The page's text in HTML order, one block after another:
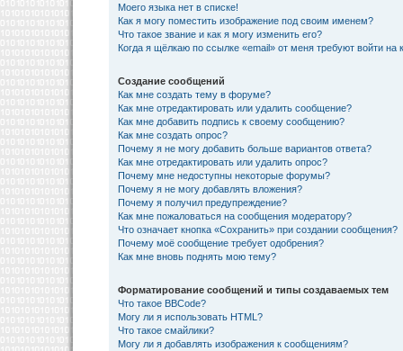
Моего языка нет в списке!
Как я могу поместить изображение под своим именем?
Что такое звание и как я могу изменить его?
Когда я щёлкаю по ссылке «email» от меня требуют войти на
Создание сообщений
Как мне создать тему в форуме?
Как мне отредактировать или удалить сообщение?
Как мне добавить подпись к своему сообщению?
Как мне создать опрос?
Почему я не могу добавить больше вариантов ответа?
Как мне отредактировать или удалить опрос?
Почему мне недоступны некоторые форумы?
Почему я не могу добавлять вложения?
Почему я получил предупреждение?
Как мне пожаловаться на сообщения модератору?
Что означает кнопка «Сохранить» при создании сообщения?
Почему моё сообщение требует одобрения?
Как мне вновь поднять мою тему?
Форматирование сообщений и типы создаваемых тем
Что такое BBCode?
Могу ли я использовать HTML?
Что такое смайлики?
Могу ли я добавлять изображения к сообщениям?